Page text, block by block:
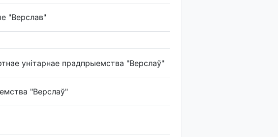
"Верслав"
унітарнае прадпрыемства "Верслаў"
"Верслаў"